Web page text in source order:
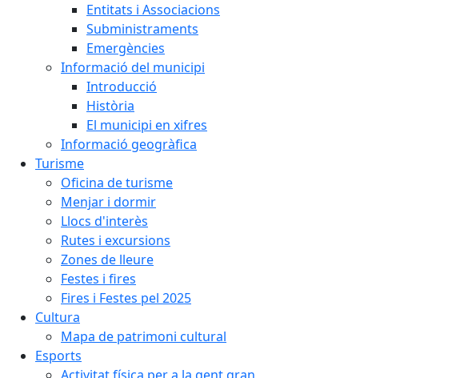
Entitats i Associacions
Subministraments
Emergències
Informació del municipi
Introducció
Història
El municipi en xifres
Informació geogràfica
Turisme
Oficina de turisme
Menjar i dormir
Llocs d'interès
Rutes i excursions
Zones de lleure
Festes i fires
Fires i Festes pel 2025
Cultura
Mapa de patrimoni cultural
Esports